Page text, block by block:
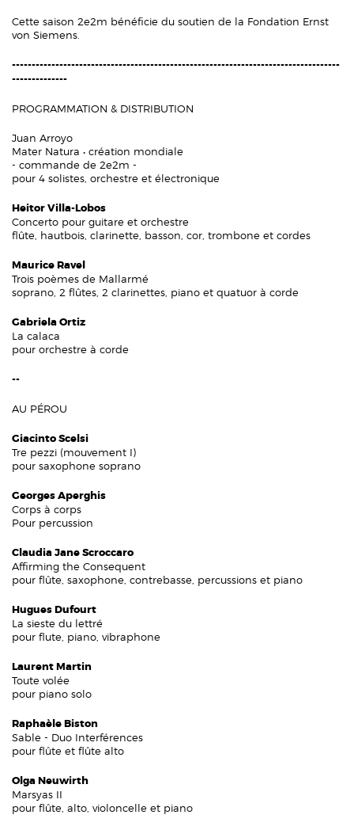
Cette saison 2e2m bénéficie du soutien de la Fondation Ernst
von Siemens.
-----------------------------------------------------------------------------------
--------------
PROGRAMMATION & DISTRIBUTION
Juan Arroyo
Mater Natura • création mondiale
- commande de 2e2m -
pour 4 solistes, orchestre et électronique
Heitor Villa-Lobos
Concerto pour guitare et orchestre
flûte, hautbois, clarinette, basson, cor, trombone et cordes
Maurice Ravel
Trois poèmes de Mallarmé
soprano, 2 flûtes, 2 clarinettes, piano et quatuor à corde
Gabriela Ortiz
La calaca
pour orchestre à corde
--
AU PÉROU
Giacinto Scelsi
Tre pezzi (mouvement I)
pour saxophone soprano
Georges Aperghis
Corps à corps
Pour percussion
Claudia Jane Scroccaro
Affirming the Consequent
pour flûte, saxophone, contrebasse, percussions et piano
Hugues Dufourt
La sieste du lettré
pour flute, piano, vibraphone
Laurent Martin
Toute volée
pour piano solo
Raphaèle Biston
Sable - Duo Interférences
pour flûte et flûte alto
Olga Neuwirth
Marsyas II
pour flûte, alto, violoncelle et piano